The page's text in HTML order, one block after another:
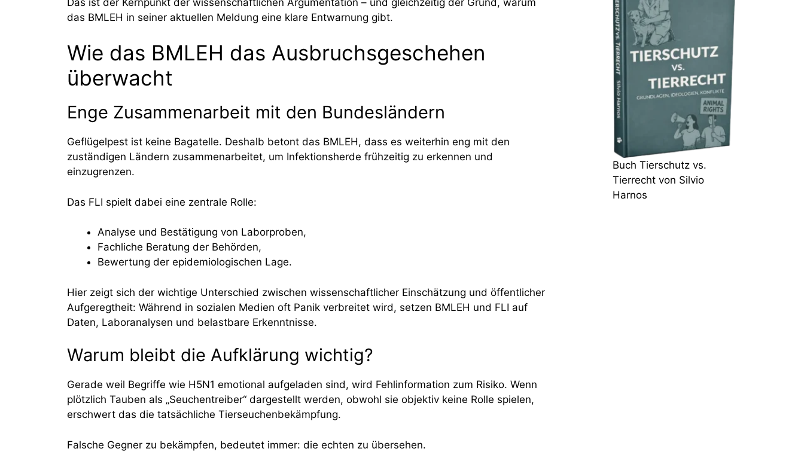
das BMLEH in seiner aktuellen Meldung eine klare Entwarnung gibt.
Wie das BMLEH das Ausbruchsgeschehen
überwacht
Enge Zusammenarbeit mit den Bundesländern
Geflügelpest ist keine Bagatelle. Deshalb betont das BMLEH, dass es weiterhin eng mit den
zuständigen Ländern zusammenarbeitet, um Infektionsherde frühzeitig zu erkennen und
einzugrenzen.
Das FLI spielt dabei eine zentrale Rolle:
Analyse und Bestätigung von Laborproben,
Fachliche Beratung der Behörden,
Bewertung der epidemiologischen Lage.
Hier zeigt sich der wichtige Unterschied zwischen wissenschaftlicher Einschätzung und öffentlicher
Aufgeregtheit: Während in sozialen Medien oft Panik verbreitet wird, setzen BMLEH und FLI auf
Daten, Laboranalysen und belastbare Erkenntnisse.
Warum bleibt die Aufklärung wichtig?
Gerade weil Begriffe wie H5N1 emotional aufgeladen sind, wird Fehlinformation zum Risiko. Wenn
plötzlich Tauben als „Seuchentreiber“ dargestellt werden, obwohl sie objektiv keine Rolle spielen,
erschwert das die tatsächliche Tierseuchenbekämpfung.
Falsche Gegner zu bekämpfen, bedeutet immer: die echten zu übersehen.
Buch Tierschutz vs.
Tierrecht von Silvio
Harnos